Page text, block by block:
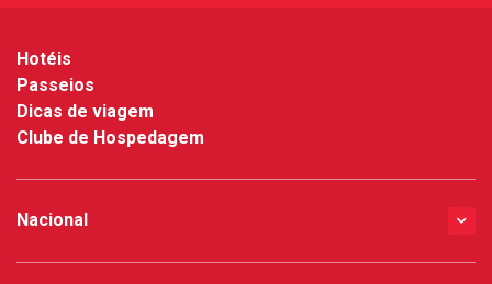
Hotéis
Passeios
Dicas de viagem
Clube de Hospedagem
Nacional